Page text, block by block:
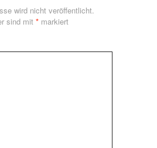
wird nicht veröffentlicht.
sind mit * markiert